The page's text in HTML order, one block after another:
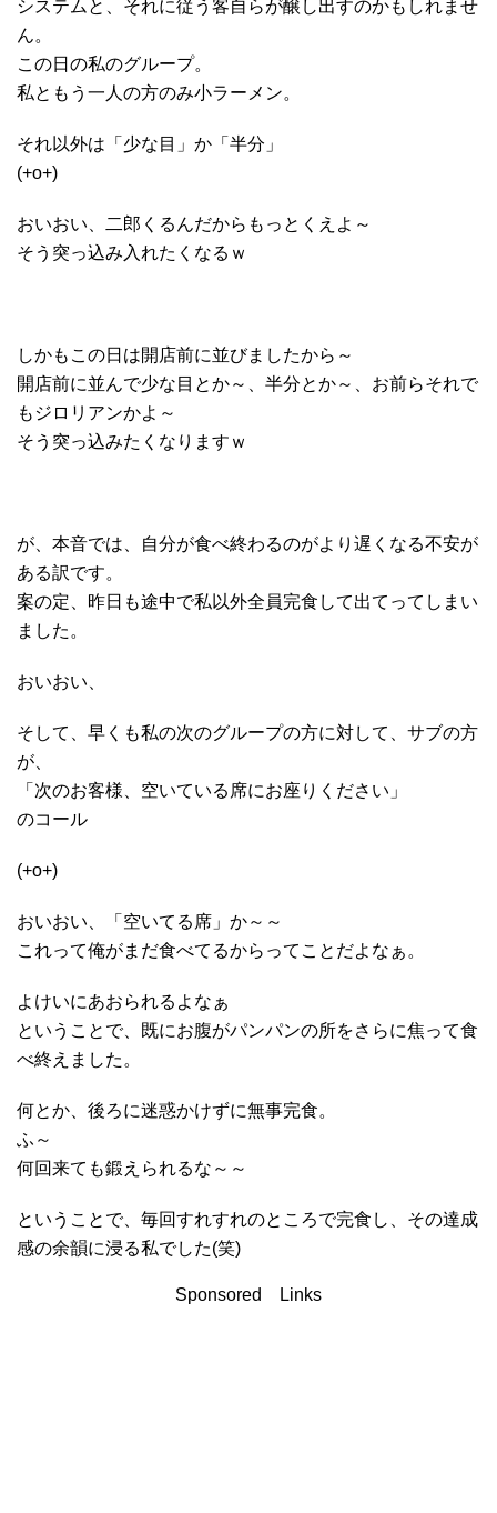
システムと、それに従う客自らが醸し出すのかもしれませ
ん。
この日の私のグループ。
私ともう一人の方のみ小ラーメン。
それ以外は「少な目」か「半分」
(+o+)
おいおい、二郎くるんだからもっとくえよ～
そう突っ込み入れたくなるｗ
しかもこの日は開店前に並びましたから～
開店前に並んで少な目とか～、半分とか～、お前らそれで
もジロリアンかよ～
そう突っ込みたくなりますｗ
が、本音では、自分が食べ終わるのがより遅くなる不安が
ある訳です。
案の定、昨日も途中で私以外全員完食して出てってしまい
ました。
おいおい、
そして、早くも私の次のグループの方に対して、サブの方
が、
「次のお客様、空いている席にお座りください」
のコール
(+o+)
おいおい、「空いてる席」か～～
これって俺がまだ食べてるからってことだよなぁ。
よけいにあおられるよなぁ
ということで、既にお腹がパンパンの所をさらに焦って食
べ終えました。
何とか、後ろに迷惑かけずに無事完食。
ふ～
何回来ても鍛えられるな～～
ということで、毎回すれすれのところで完食し、その達成
感の余韻に浸る私でした(笑)
Sponsored Links